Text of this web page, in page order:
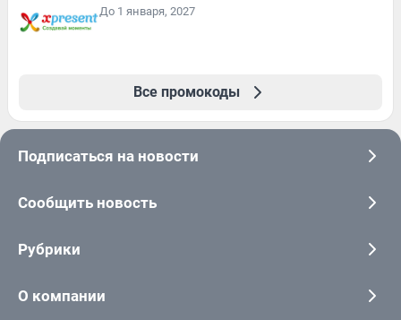
До 1 января, 2027
Все промокоды
Подписаться на новости
Сообщить новость
Рубрики
О компании